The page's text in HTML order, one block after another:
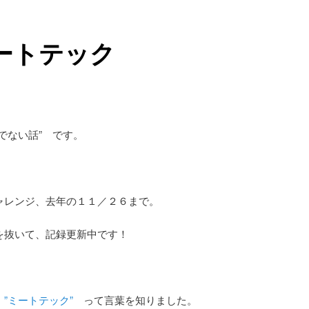
トテック
ない話” です。
ンジ、去年の１１／２６まで。
抜いて、記録更新中です！
ートテック” って言葉を知りました。